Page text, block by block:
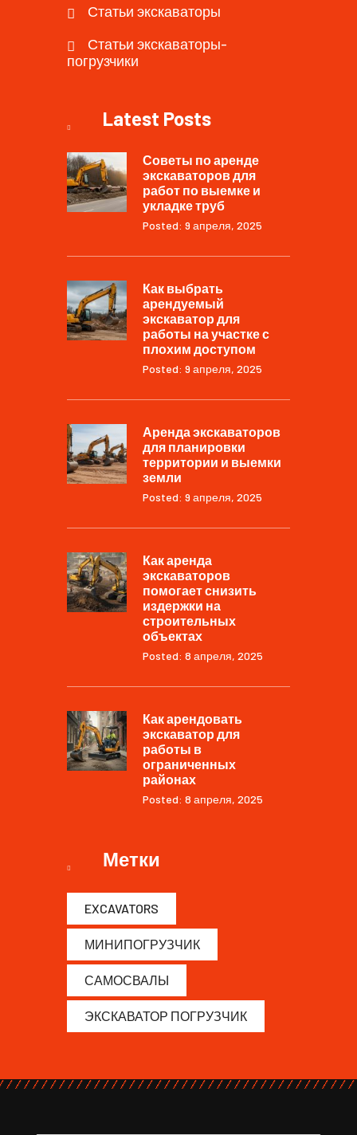
Статьи экскаваторы
Статьи экскаваторы-
погрузчики
Latest Posts
Советы по аренде
экскаваторов для
работ по выемке и
укладке труб
Posted: 9 апреля, 2025
Как выбрать
арендуемый
экскаватор для
работы на участке с
плохим доступом
Posted: 9 апреля, 2025
Аренда экскаваторов
для планировки
территории и выемки
земли
Posted: 9 апреля, 2025
Как аренда
экскаваторов
помогает снизить
издержки на
строительных
объектах
Posted: 8 апреля, 2025
Как арендовать
экскаватор для
работы в
ограниченных
районах
Posted: 8 апреля, 2025
Метки
EXCAVATORS
МИНИПОГРУЗЧИК
САМОСВАЛЫ
ЭКСКАВАТОР ПОГРУЗЧИК